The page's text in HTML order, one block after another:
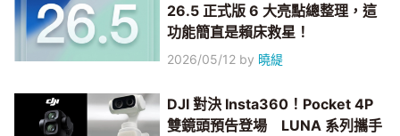
26.5 正式版 6 大亮點總整理，這
功能簡直是賴床救星！
2026/05/12 by 曉緹
DJI 對決 Insta360！Pocket 4P
雙鏡頭預告登場 LUNA 系列攜手